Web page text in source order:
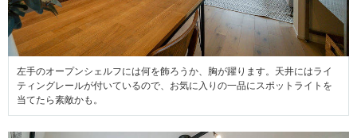
左手のオープンシェルフには何を飾ろうか、胸が躍ります。天井にはライ
ティングレールが付いているので、お気に入りの一品にスポットライトを
当てたら素敵かも。